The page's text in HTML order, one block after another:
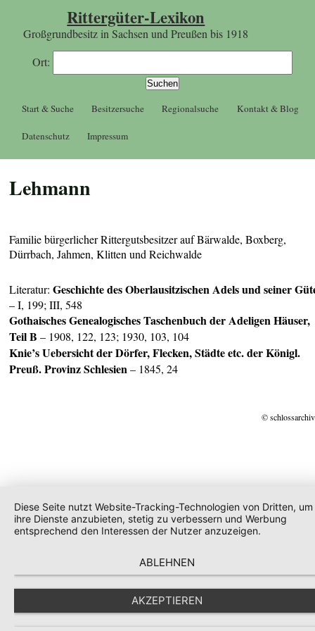
Rittergüter-Lexikon
Großgrundbesitz in Sachsen und Preußen bis 1918
Ort:
Start & Suche Besitzersuche Regionalsuche Kontakt & Blog
Datenschutz Impressum
Lehmann
Familie bürgerlicher Rittergutsbesitzer auf Bärwalde, Boxberg,
Dürrbach, Jahmen, Klitten und Reichwalde
Literatur:Geschichte des Oberlausitzischen Adels und seiner
– I, 199; III, 548
Gothaisches Genealogisches Taschenbuch der Adeligen Häuser,
Teil B – 1908, 122, 123; 1930, 103, 104
Knie’s Uebersicht der Dörfer, Flecken, Städte etc. der Königl.
Preuß. Provinz Schlesien– 1845, 24
©
Diese Seite nutzt Website-Tracking-Technologien von Dritten, um
ihre Dienste anzubieten, stetig zu verbessern und Werbung
entsprechend den Interessen der Nutzer anzuzeigen.
ABLEHNEN
AKZEPTIEREN